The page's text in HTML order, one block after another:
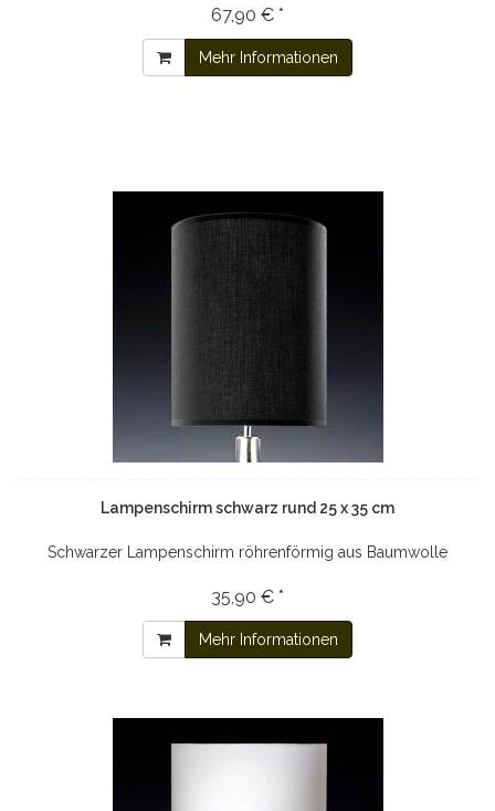
67,90 € *
Mehr Informationen
Lampenschirm schwarz rund 25 x 35 cm
Schwarzer Lampenschirm röhrenförmig aus Baumwolle
35,90 € *
Mehr Informationen